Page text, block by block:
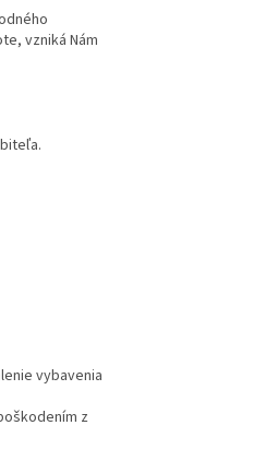
vzniká Nám
vybavenia
z